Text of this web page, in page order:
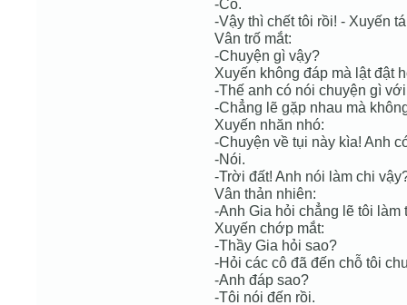
-Có.
-Vậy thì chết tôi rồi! - Xuyến
Vân trố mắt:
-Chuyện gì vậy?
Xuyến không đáp mà lật đật
-Thế anh có nói chuyện gì
-Chẳng lẽ gặp nhau mà
Xuyến nhăn nhó:
-Chuyện về tụi này kìa! Anh
-Nói.
-Trời đất! Anh nói làm chi
Vân thản nhiên:
-Anh Gia hỏi chẳng lẽ tôi làm
Xuyến chớp mắt:
-Thầy Gia hỏi sao?
-Hỏi các cô đã đến chỗ tôi
-Anh đáp sao?
-Tôi nói đến rồi.